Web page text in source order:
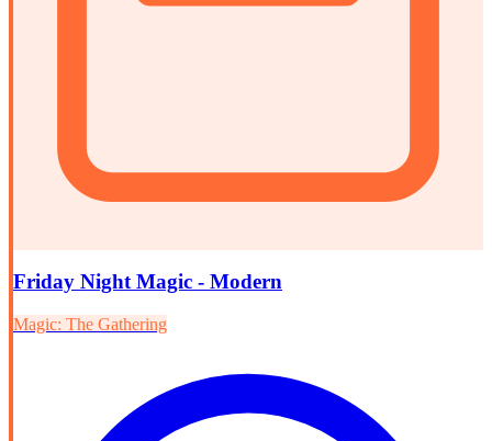
Friday Night Magic - Modern
Magic: The Gathering